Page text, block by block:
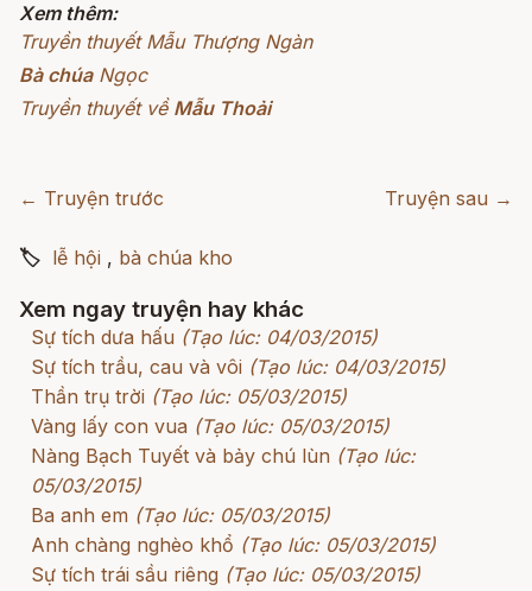
Xem thêm:
Truyền thuyết Mẫu Thượng Ngàn
Bà chúaNgọc
Truyền thuyết về Mẫu Thoải
← Truyện trước Truyện sau →
🏷 lễ hội , bà chúa kho
Xem ngay truyện hay khác
Sự tích dưa hấu (Tạo lúc: 04/03/2015)
Sự tích trầu, cau và vôi (Tạo lúc: 04/03/2015)
Thần trụ trời (Tạo lúc: 05/03/2015)
Vàng lấy con vua (Tạo lúc: 05/03/2015)
Nàng Bạch Tuyết và bảy chú lùn (Tạo lúc:
05/03/2015)
Ba anh em (Tạo lúc: 05/03/2015)
Anh chàng nghèo khổ (Tạo lúc: 05/03/2015)
Sự tích trái sầu riêng (Tạo lúc: 05/03/2015)